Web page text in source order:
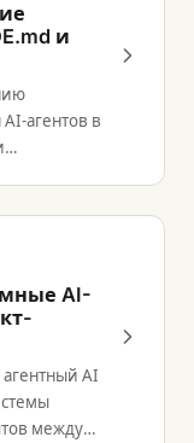
и
агентов в
AI-
AI
между